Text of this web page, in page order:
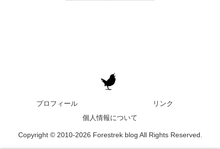
プロフィール
リンク
個人情報について
Copyright © 2010-2026 Forestrek blog All Rights Reserved.